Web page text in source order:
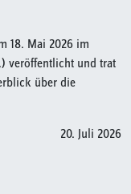
18. Mai 2026 im
veröffentlicht und trat
über die
20. Juli 2026